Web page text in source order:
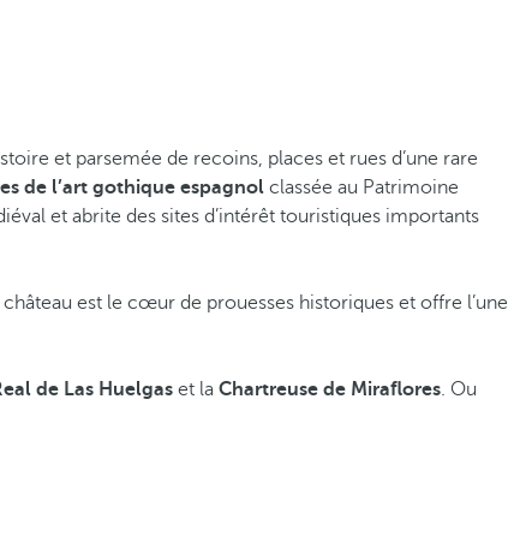
et parsemée de recoins, places et rues d’une rare
de l’art gothique espagnol classée au Patrimoine
et abrite des sites d’intérêt touristiques importants
est le cœur de prouesses historiques et offre l’une
de Las Huelgas et la Chartreuse de Miraflores. Ou